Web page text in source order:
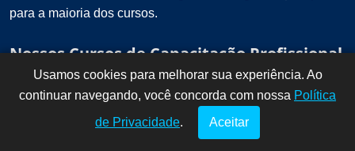
para a maioria dos cursos.
Nossos Cursos de Capacitação Profissional
!
Dúvidas? Fale
conosco por
aqui!
Usamos cookies para melhorar sua experiência. Ao
continuar navegando, você concorda com nossa Política
de Privacidade. Aceitar